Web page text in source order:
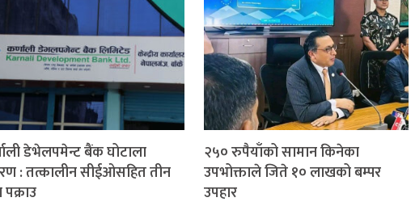
डेभेलपमेन्ट बैंक घोटाला
: तत्कालीन सीईओसहित तीन
२५० रुपैयाँको सामान किनेका
उपभोक्ताले जिते १० लाखको बम्पर
उपहार